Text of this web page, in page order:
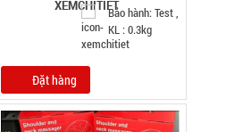
Bảo hành: Test ,
KL : 0.3kg
Đặt hàng